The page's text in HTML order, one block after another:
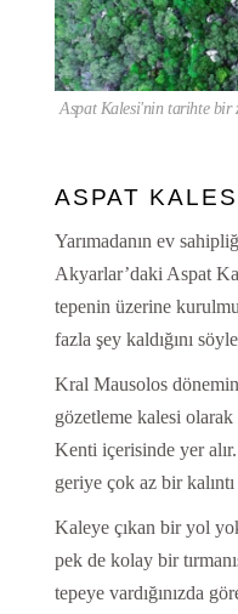
Aspat Kalesi'nin tarihte bir
ASPAT
Yarımadanın ev
Akyarlar’daki Aspat
tepenin üzerine
fazla şey kaldığını
Kral Mausolos
gözetleme kalesi
Kenti içerisinde yer
geriye çok az bir
Kaleye çıkan bir yol
pek de kolay bir
tepeye vardığınızda